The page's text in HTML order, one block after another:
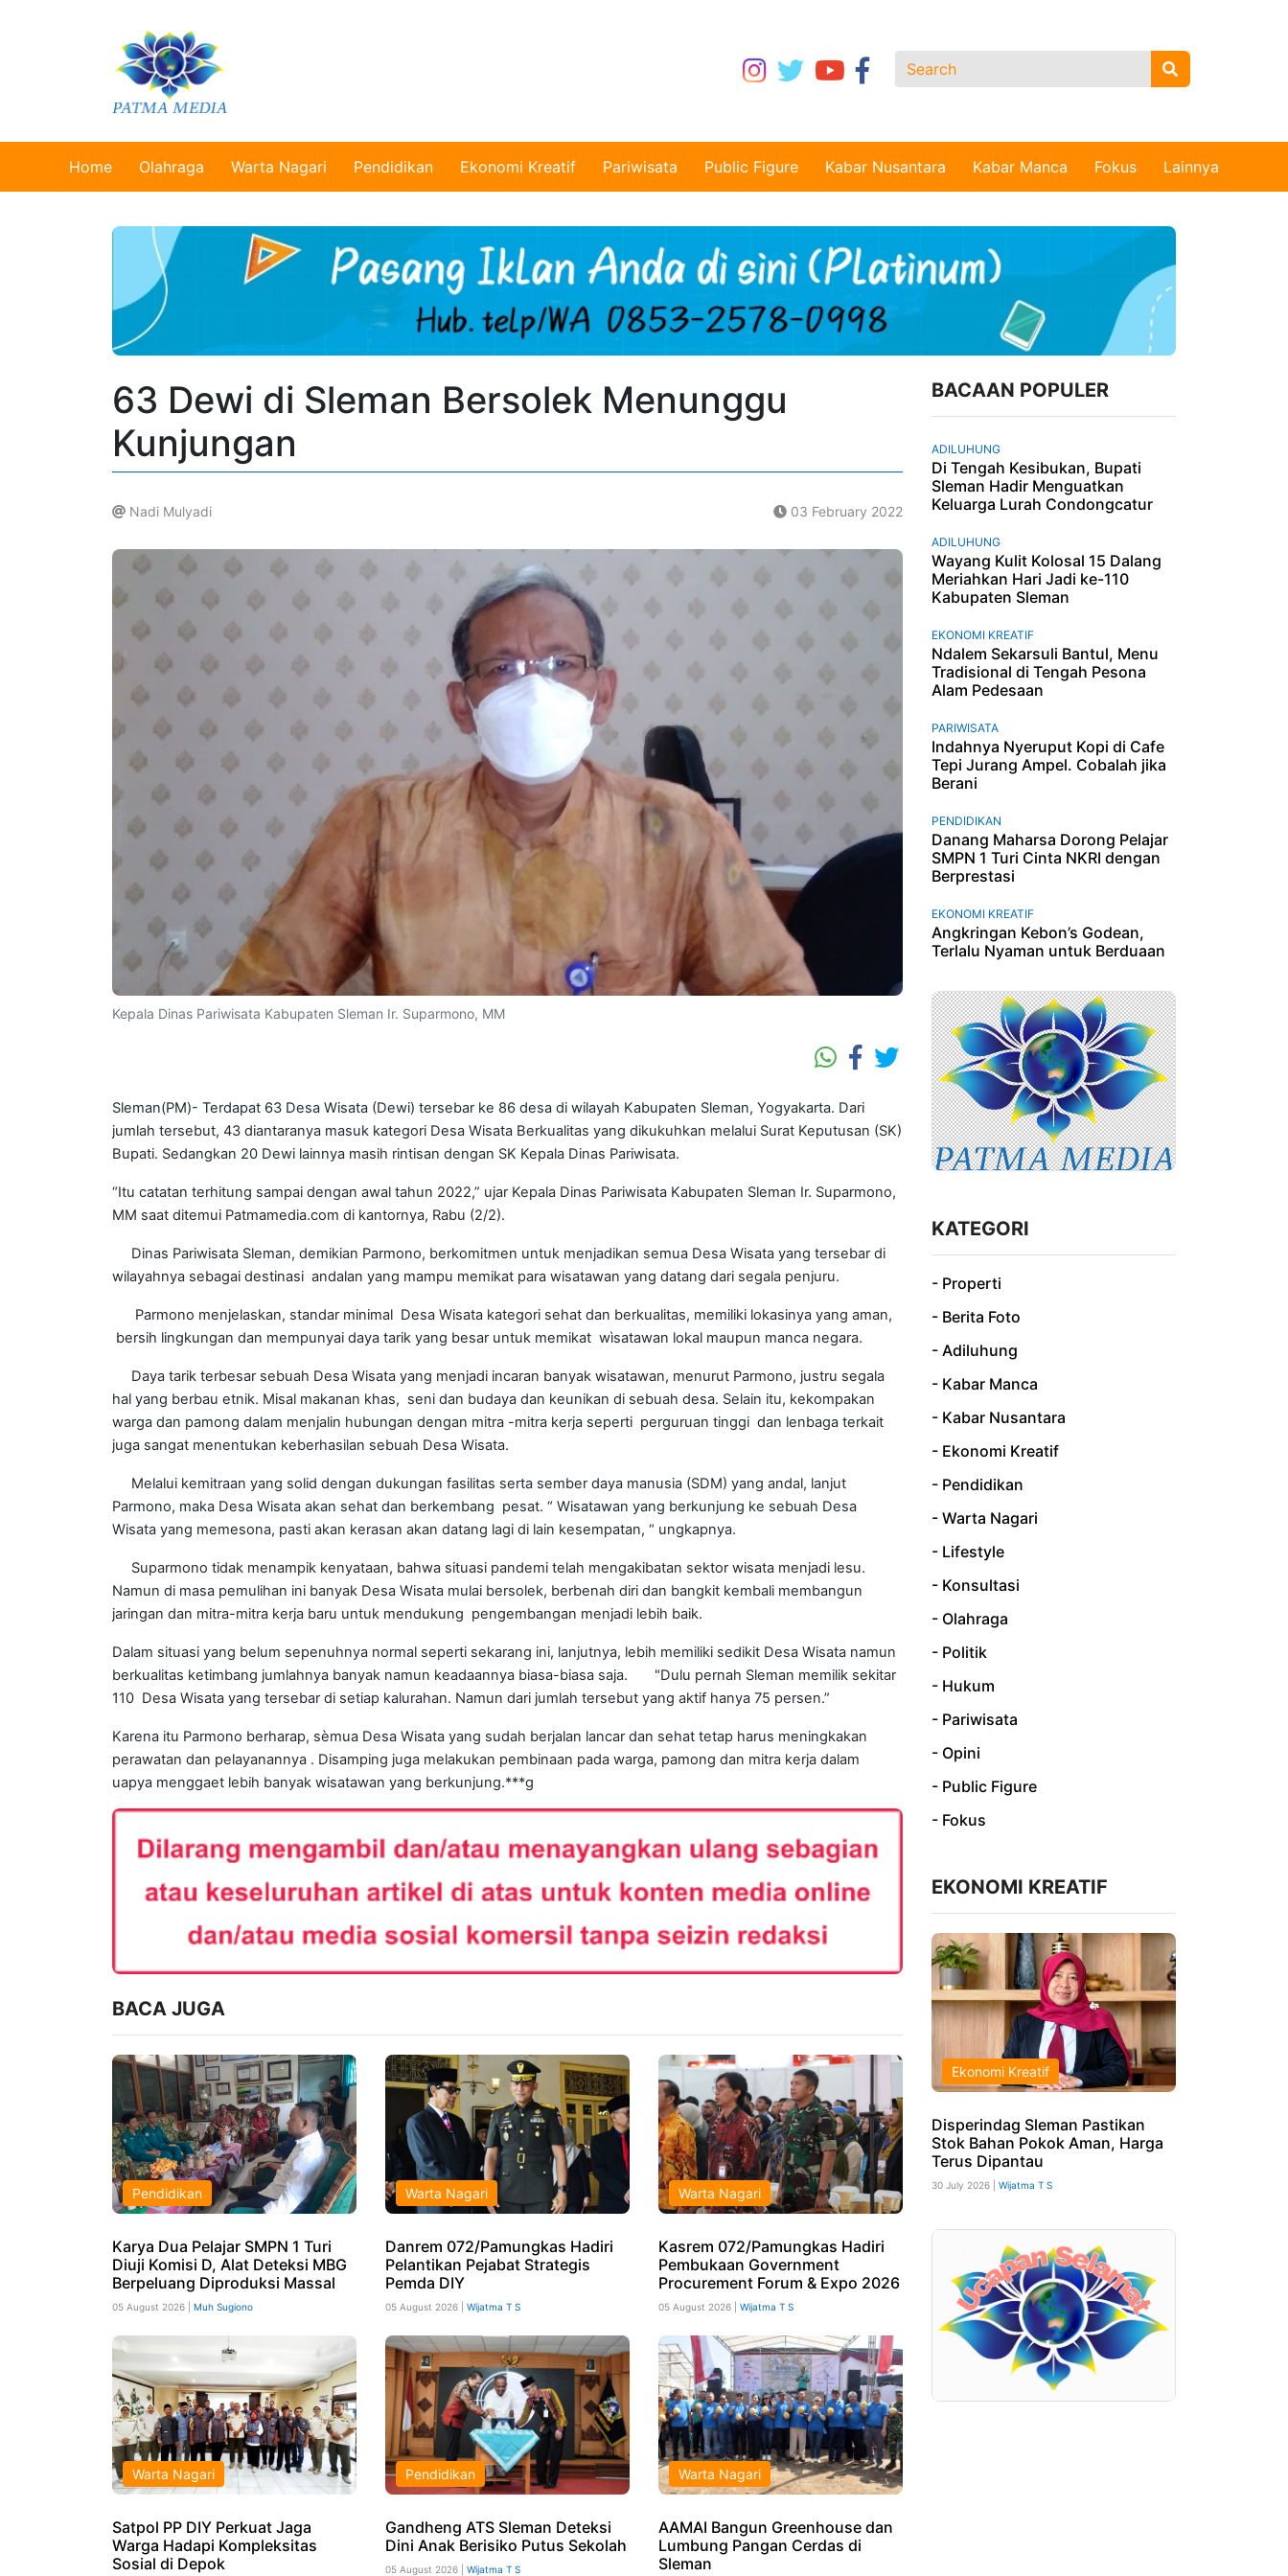
Home Olahraga Warta Nagari Pendidikan Ekonomi Kreatif Pariwisata Public Figure Kabar Nusantara Kabar Manca Fokus Lainnya
63 Dewi di Sleman Bersolek Menunggu
Kunjungan
Nadi Mulyadi 03 February 2022
Kepala Dinas Pariwisata Kabupaten Sleman Ir. Suparmono, MM
Sleman(PM)- Terdapat 63 Desa Wisata (Dewi) tersebar ke 86 desa di wilayah Kabupaten Sleman, Yogyakarta. Dari
jumlah tersebut, 43 diantaranya masuk kategori Desa Wisata Berkualitas yang dikukuhkan melalui Surat Keputusan (SK)
Bupati. Sedangkan 20 Dewi lainnya masih rintisan dengan SK Kepala Dinas Pariwisata.
“Itu catatan terhitung sampai dengan awal tahun 2022,” ujar Kepala Dinas Pariwisata Kabupaten Sleman Ir. Suparmono,
MM saat ditemui Patmamedia.com di kantornya, Rabu (2/2).
Dinas Pariwisata Sleman, demikian Parmono, berkomitmen untuk menjadikan semua Desa Wisata yang tersebar di
wilayahnya sebagai destinasi andalan yang mampu memikat para wisatawan yang datang dari segala penjuru.
Parmono menjelaskan, standar minimal Desa Wisata kategori sehat dan berkualitas, memiliki lokasinya yang aman,
bersih lingkungan dan mempunyai daya tarik yang besar untuk memikat wìsatawan lokal maupun manca negara.
Daya tarik terbesar sebuah Desa Wisata yang menjadi incaran banyak wisatawan, menurut Parmono, justru segala
hal yang berbau etnik. Misal makanan khas, seni dan budaya dan keunikan di sebuah desa. Selain itu, kekompakan
warga dan pamong dalam menjalin hubungan dengan mitra -mitra kerja seperti perguruan tinggi dan lenbaga terkait
juga sangat menentukan keberhasilan sebuah Desa Wisata.
Melalui kemitraan yang solid dengan dukungan fasilitas serta sember daya manusia (SDM) yang andal, lanjut
Parmono, maka Desa Wisata akan sehat dan berkembang pesat. “ Wisatawan yang berkunjung ke sebuah Desa
Wisata yang memesona, pasti akan kerasan akan datang lagi di lain kesempatan, “ ungkapnya.
Suparmono tidak menampik kenyataan, bahwa situasi pandemi telah mengakibatan sektor wisata menjadi lesu.
Namun di masa pemulihan ini banyak Desa Wisata mulai bersolek, berbenah diri dan bangkit kembali membangun
jaringan dan mitra-mitra kerja baru untuk mendukung pengembangan menjadi lebih baik.
Dalam situasi yang belum sepenuhnya normal seperti sekarang ini, lanjutnya, lebih memiliki sedikit Desa Wisata namun
berkualitas ketimbang jumlahnya banyak namun keadaannya biasa-biasa saja. "Dulu pernah Sleman memilik sekitar
110 Desa Wisata yang tersebar di setiap kalurahan. Namun dari jumlah tersebut yang aktif hanya 75 persen.”
Karena itu Parmono berharap, sèmua Desa Wisata yang sudah berjalan lancar dan sehat tetap harus meningkakan
perawatan dan pelayanannya . Disamping juga melakukan pembinaan pada warga, pamong dan mitra kerja dalam
uapya menggaet lebih banyak wisatawan yang berkunjung.***g
BACA JUGA
Pendidikan
Karya Dua Pelajar SMPN 1 Turi
Diuji Komisi D, Alat Deteksi MBG
Berpeluang Diproduksi Massal
05 August 2026 | Muh Sugiono
Warta Nagari
Danrem 072/Pamungkas Hadiri
Pelantikan Pejabat Strategis
Pemda DIY
05 August 2026 | Wijatma T S
Warta Nagari
Kasrem 072/Pamungkas Hadiri
Pembukaan Government
Procurement Forum & Expo 2026
05 August 2026 | Wijatma T S
Warta Nagari
Satpol PP DIY Perkuat Jaga
Warga Hadapi Kompleksitas
Sosial di Depok
Pendidikan
Gandheng ATS Sleman Deteksi
Dini Anak Berisiko Putus Sekolah
05 August 2026 | Wijatma T S
Warta Nagari
AAMAI Bangun Greenhouse dan
Lumbung Pangan Cerdas di
Sleman
BACAAN POPULER
ADILUHUNG
Di Tengah Kesibukan, Bupati
Sleman Hadir Menguatkan
Keluarga Lurah Condongcatur
ADILUHUNG
Wayang Kulit Kolosal 15 Dalang
Meriahkan Hari Jadi ke-110
Kabupaten Sleman
EKONOMI KREATIF
Ndalem Sekarsuli Bantul, Menu
Tradisional di Tengah Pesona
Alam Pedesaan
PARIWISATA
Indahnya Nyeruput Kopi di Cafe
Tepi Jurang Ampel. Cobalah jika
Berani
PENDIDIKAN
Danang Maharsa Dorong Pelajar
SMPN 1 Turi Cinta NKRI dengan
Berprestasi
EKONOMI KREATIF
Angkringan Kebon’s Godean,
Terlalu Nyaman untuk Berduaan
KATEGORI
- Properti
- Berita Foto
- Adiluhung
- Kabar Manca
- Kabar Nusantara
- Ekonomi Kreatif
- Pendidikan
- Warta Nagari
- Lifestyle
- Konsultasi
- Olahraga
- Politik
- Hukum
- Pariwisata
- Opini
- Public Figure
- Fokus
EKONOMI KREATIF
Ekonomi Kreatif
Disperindag Sleman Pastikan
Stok Bahan Pokok Aman, Harga
Terus Dipantau
30 July 2026 | Wijatma T S